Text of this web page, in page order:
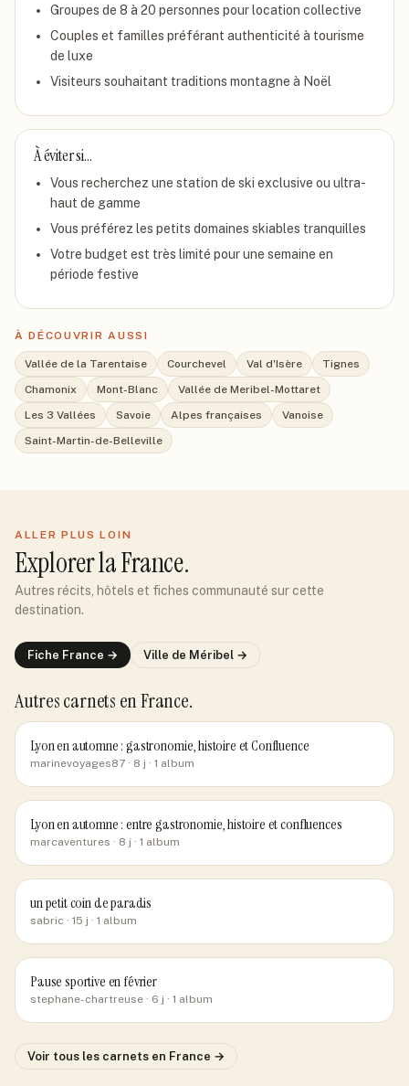
Groupes de 8 à 20 personnes pour location collective
Couples et familles préférant authenticité à tourisme
de luxe
Visiteurs souhaitant traditions montagne à Noël
À éviter si…
Vous recherchez une station de ski exclusive ou ultra-
haut de gamme
Vous préférez les petits domaines skiables tranquilles
Votre budget est très limité pour une semaine en
période festive
À DÉCOUVRIR AUSSI
Vallée de la Tarentaise Courchevel Val d'Isère
Tignes
Chamonix
Mont-Blanc
Vallée de Meribel-Mottaret
Les 3 Vallées
Savoie Alpes françaises
Vanoise
Saint-Martin-de-Belleville
ALLER PLUS LOIN
Explorerla France.
Autres récits, hôtels et fiches communauté sur cette
destination.
Fiche France → Ville de Méribel →
Autres carnets en France.
Lyon en automne : gastronomie, histoire et Confluence
marinevoyages87 · 8 j · 1 album
Lyon en automne : entre gastronomie, histoire et confluences
marcaventures · 8 j · 1 album
un petit coin de paradis
sabric · 15 j · 1 album
Pause sportive en février
stephane-chartreuse · 6 j · 1 album
Voir tous les carnets en France →